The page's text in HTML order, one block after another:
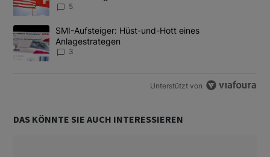
5
Ein Trendartikel mit dem Titel "SMI-Aufsteiger: Hüst-und-Hott
SMI-Aufsteiger: Hüst-und-Hott eines
Anlagestrategen
3
Unterstützt von
DAS KÖNNTE SIE AUCH INTERESSIEREN